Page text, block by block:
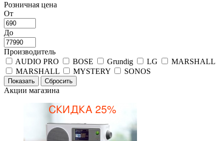
Розничная цена
От
До
Производитель
AUDIO PRO
BOSE Grundig LG
MARSHALL
MARSHALL
MYSTERY SONOS
Акции магазина